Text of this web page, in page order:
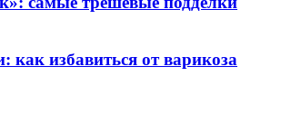
как избавиться от варикоза